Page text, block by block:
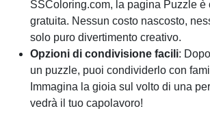
SSColoring.com, la pagina Puzzle è
gratuita. Nessun costo nascosto,
solo puro divertimento creativo.
Opzioni di condivisione facili:
un puzzle, puoi condividerlo con
Immagina la gioia sul volto di una
vedrà il tuo capolavoro!